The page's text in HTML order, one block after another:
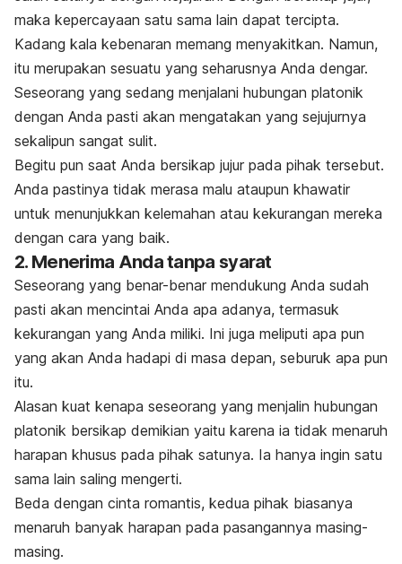
maka kepercayaan satu sama lain dapat tercipta.
Kadang kala kebenaran memang menyakitkan. Namun,
itu merupakan sesuatu yang seharusnya Anda dengar.
Seseorang yang sedang menjalani hubungan platonik
dengan Anda pasti akan mengatakan yang sejujurnya
sekalipun sangat sulit.
Begitu pun saat Anda bersikap jujur pada pihak tersebut.
Anda pastinya tidak merasa malu ataupun khawatir
untuk menunjukkan kelemahan atau kekurangan mereka
dengan cara yang baik.
2. Menerima Anda tanpa syarat
Seseorang yang benar-benar mendukung Anda sudah
pasti akan mencintai Anda apa adanya, termasuk
kekurangan yang Anda miliki. Ini juga meliputi apa pun
yang akan Anda hadapi di masa depan, seburuk apa pun
itu.
Alasan kuat kenapa seseorang yang menjalin hubungan
platonik bersikap demikian yaitu karena ia tidak menaruh
harapan khusus pada pihak satunya. Ia hanya ingin satu
sama lain saling mengerti.
Beda dengan cinta romantis, kedua pihak biasanya
menaruh banyak harapan pada pasangannya masing-
masing.